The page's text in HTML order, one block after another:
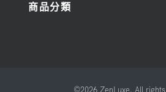
商品分類
©2026 ZenLuxe. All